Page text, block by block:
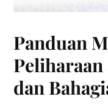
Panduan
Peliharaan
dan